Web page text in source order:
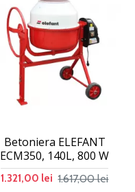
Betoniera ELEFANT
ECM350, 140L, 800 W
1.321,00 lei 1.617,00 lei